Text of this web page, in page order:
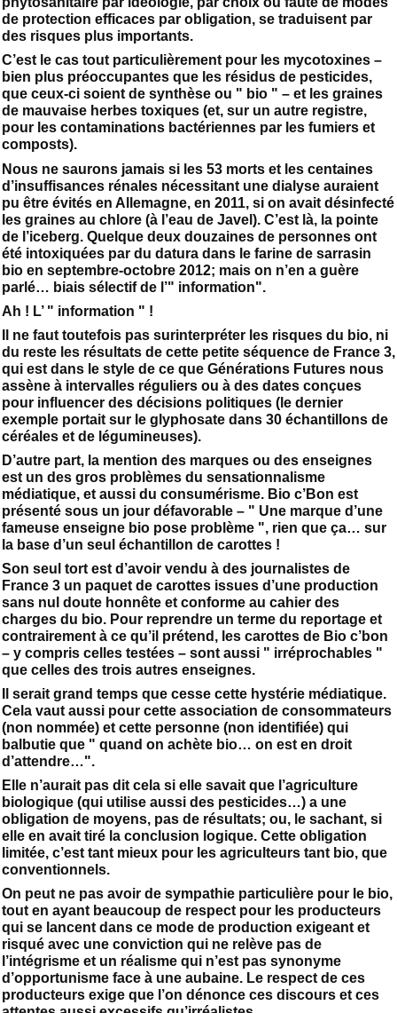
de protection efficaces par obligation, se traduisent par
des risques plus importants.
C’est le cas tout particulièrement pour les mycotoxines –
bien plus préoccupantes que les résidus de pesticides,
que ceux-ci soient de synthèse ou " bio " – et les graines
de mauvaise herbes toxiques (et, sur un autre registre,
pour les contaminations bactériennes par les fumiers et
composts).
Nous ne saurons jamais si les 53 morts et les centaines
d’insuffisances rénales nécessitant une dialyse auraient
pu être évités en Allemagne, en 2011, si on avait désinfecté
les graines au chlore (à l’eau de Javel). C’est là, la pointe
de l’iceberg. Quelque deux douzaines de personnes ont
été intoxiquées par du datura dans le farine de sarrasin
bio en septembre-octobre 2012; mais on n’en a guère
parlé… biais sélectif de l’" information".
Ah ! L’ " information " !
Il ne faut toutefois pas surinterpréter les risques du bio, ni
du reste les résultats de cette petite séquence de France 3,
qui est dans le style de ce que Générations Futures nous
assène à intervalles réguliers ou à des dates conçues
pour influencer des décisions politiques (le dernier
exemple portait sur le glyphosate dans 30 échantillons de
céréales et de légumineuses).
D’autre part, la mention des marques ou des enseignes
est un des gros problèmes du sensationnalisme
médiatique, et aussi du consumérisme. Bio c’Bon est
présenté sous un jour défavorable – " Une marque d’une
fameuse enseigne bio pose problème ", rien que ça… sur
la base d’un seul échantillon de carottes !
Son seul tort est d’avoir vendu à des journalistes de
France 3 un paquet de carottes issues d’une production
sans nul doute honnête et conforme au cahier des
charges du bio. Pour reprendre un terme du reportage et
contrairement à ce qu’il prétend, les carottes de Bio c’bon
– y compris celles testées – sont aussi " irréprochables "
que celles des trois autres enseignes.
Il serait grand temps que cesse cette hystérie médiatique.
Cela vaut aussi pour cette association de consommateurs
(non nommée) et cette personne (non identifiée) qui
balbutie que " quand on achète bio… on est en droit
d’attendre…".
Elle n’aurait pas dit cela si elle savait que l’agriculture
biologique (qui utilise aussi des pesticides…) a une
obligation de moyens, pas de résultats; ou, le sachant, si
elle en avait tiré la conclusion logique. Cette obligation
limitée, c’est tant mieux pour les agriculteurs tant bio, que
conventionnels.
On peut ne pas avoir de sympathie particulière pour le bio,
tout en ayant beaucoup de respect pour les producteurs
qui se lancent dans ce mode de production exigeant et
risqué avec une conviction qui ne relève pas de
l’intégrisme et un réalisme qui n’est pas synonyme
d’opportunisme face à une aubaine. Le respect de ces
producteurs exige que l’on dénonce ces discours et ces